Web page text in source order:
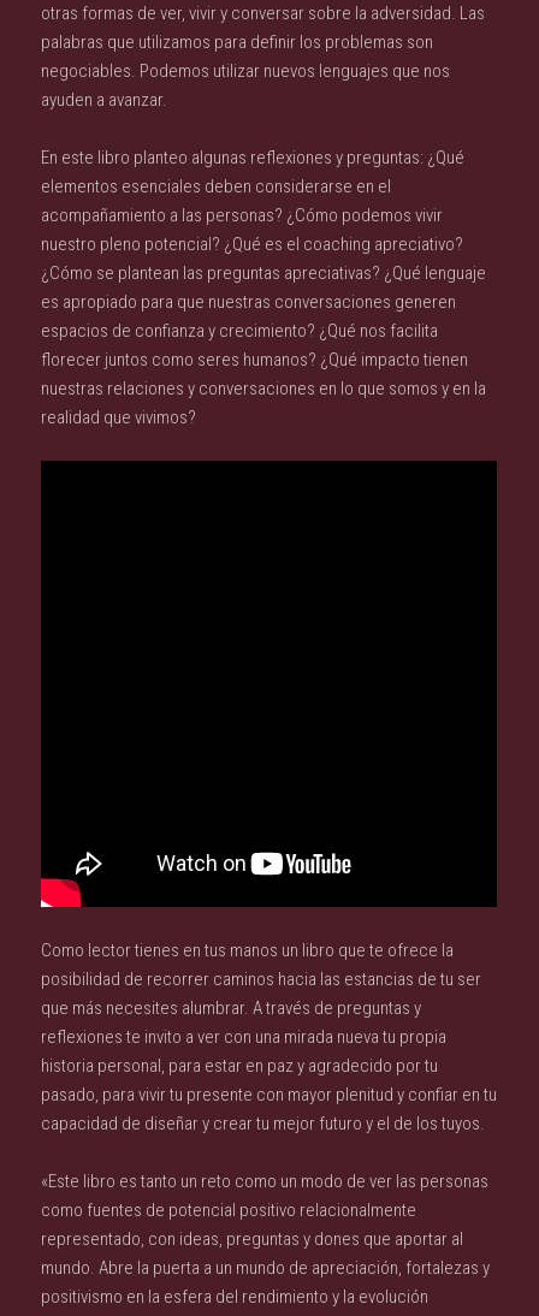
otras formas de ver, vivir y conversar sobre la adversidad. Las
palabras que utilizamos para definir los problemas son
negociables. Podemos utilizar nuevos lenguajes que nos
ayuden a avanzar.
En este libro planteo algunas reflexiones y preguntas: ¿Qué
elementos esenciales deben considerarse en el
acompañamiento a las personas? ¿Cómo podemos vivir
nuestro pleno potencial? ¿Qué es el coaching apreciativo?
¿Cómo se plantean las preguntas apreciativas? ¿Qué lenguaje
es apropiado para que nuestras conversaciones generen
espacios de confianza y crecimiento? ¿Qué nos facilita
florecer juntos como seres humanos? ¿Qué impacto tienen
nuestras relaciones y conversaciones en lo que somos y en la
realidad que vivimos?
Como lector tienes en tus manos un libro que te ofrece la
posibilidad de recorrer caminos hacia las estancias de tu ser
que más necesites alumbrar. A través de preguntas y
reflexiones te invito a ver con una mirada nueva tu propia
historia personal, para estar en paz y agradecido por tu
pasado, para vivir tu presente con mayor plenitud y confiar en tu
capacidad de diseñar y crear tu mejor futuro y el de los tuyos.
«Este libro es tanto un reto como un modo de ver las personas
como fuentes de potencial positivo relacionalmente
representado, con ideas, preguntas y dones que aportar al
mundo. Abre la puerta a un mundo de apreciación, fortalezas y
positivismo en la esfera del rendimiento y la evolución